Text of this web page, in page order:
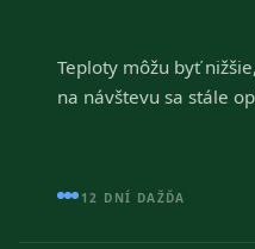
Teploty môžu byť
na návštevu sa stále
12 DNÍ DAŽĎA